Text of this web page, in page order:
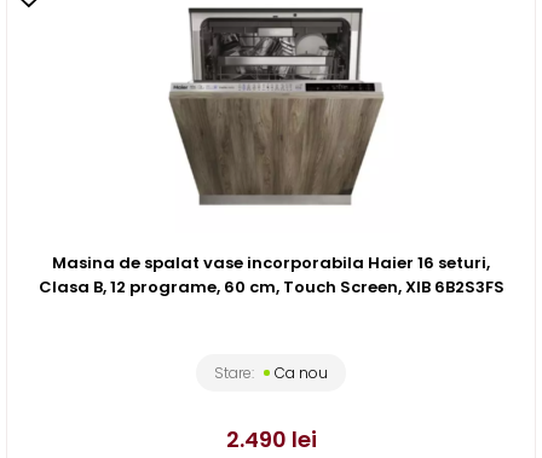
Masina de spalat vase incorporabila Haier 16 seturi,
Clasa B, 12 programe, 60 cm, Touch Screen, XIB 6B2S3FS
Stare: Ca nou
2.490 lei